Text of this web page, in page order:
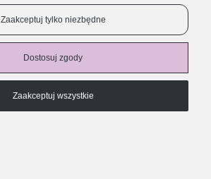
Zaakceptuj tylko niezbędne
Dostosuj zgody
Zaakceptuj wszystkie